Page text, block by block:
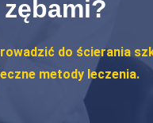
do ścierania
metody leczenia.